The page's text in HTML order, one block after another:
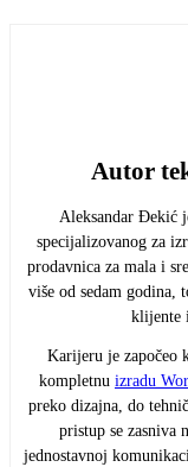
Autor
Aleksandar Đekić
specijalizovanog za
prodavnica za mala i
više od sedam godina,
klijente
Karijeru je započeo
kompletnu izradu
preko dizajna, do
pristup se zasniva
jednostavnoj